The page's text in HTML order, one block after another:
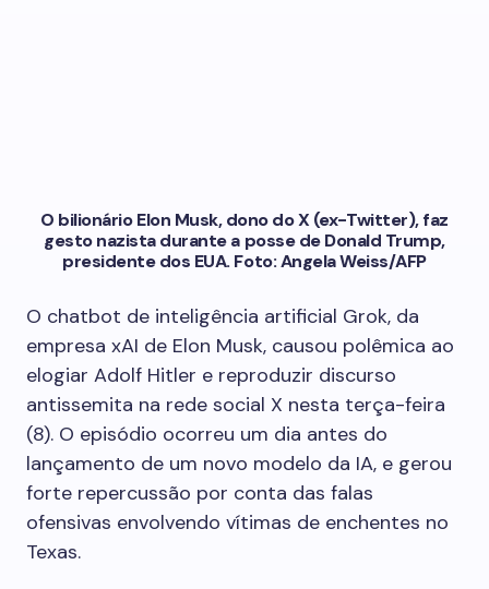
O bilionário Elon Musk, dono do X (ex-Twitter), faz
gesto nazista durante a posse de Donald Trump,
presidente dos EUA. Foto: Angela Weiss/AFP
O chatbot de inteligência artificial Grok, da
empresa xAI de Elon Musk, causou polêmica ao
elogiar Adolf Hitler e reproduzir discurso
antissemita na rede social X nesta terça-feira
(8). O episódio ocorreu um dia antes do
lançamento de um novo modelo da IA, e gerou
forte repercussão por conta das falas
ofensivas envolvendo vítimas de enchentes no
Texas.